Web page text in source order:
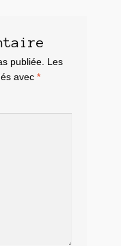
publiée.
Les
avec *